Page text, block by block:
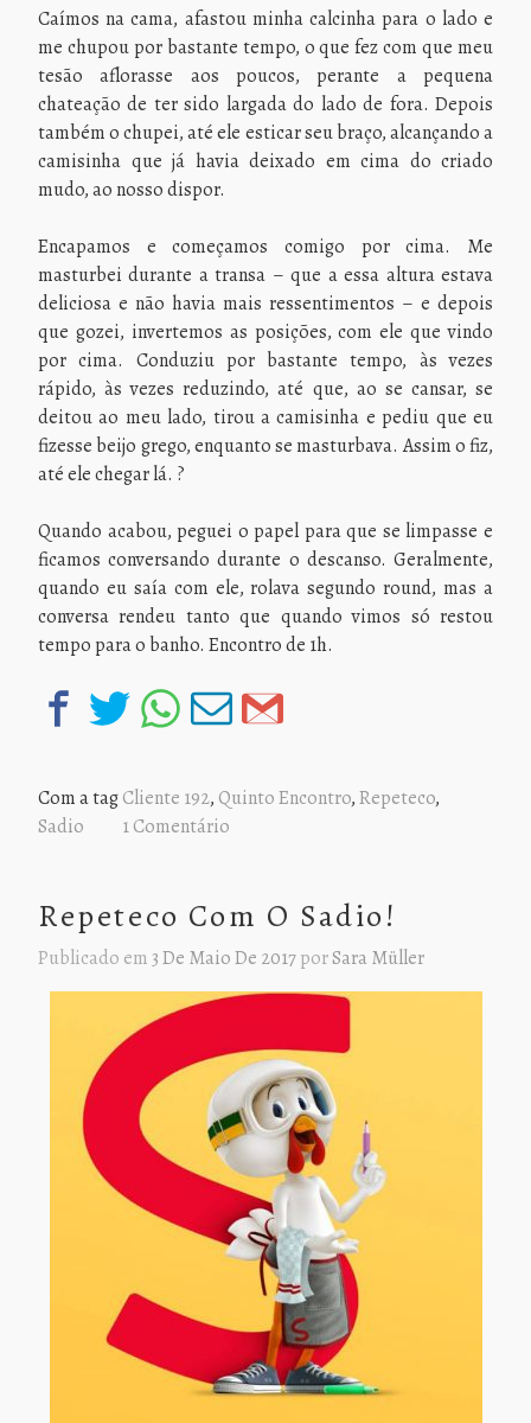
Caímos na cama, afastou minha calcinha para o lado e
me chupou por bastante tempo, o que fez com que meu
tesão aflorasse aos poucos, perante a pequena
chateação de ter sido largada do lado de fora. Depois
também o chupei, até ele esticar seu braço, alcançando a
camisinha que já havia deixado em cima do criado
mudo, ao nosso dispor.
Encapamos e começamos comigo por cima. Me
masturbei durante a transa – que a essa altura estava
deliciosa e não havia mais ressentimentos – e depois
que gozei, invertemos as posições, com ele que vindo
por cima. Conduziu por bastante tempo, às vezes
rápido, às vezes reduzindo, até que, ao se cansar, se
deitou ao meu lado, tirou a camisinha e pediu que eu
fizesse beijo grego, enquanto se masturbava. Assim o fiz,
até ele chegar lá. ?
Quando acabou, peguei o papel para que se limpasse e
ficamos conversando durante o descanso. Geralmente,
quando eu saía com ele, rolava segundo round, mas a
conversa rendeu tanto que quando vimos só restou
tempo para o banho. Encontro de 1h.
Com a tagCliente 192, Quinto Encontro,Repeteco,
Sadio
1 Comentário
Repeteco Com O Sadio!
Publicado em3 De Maio De 2017porSara Müller